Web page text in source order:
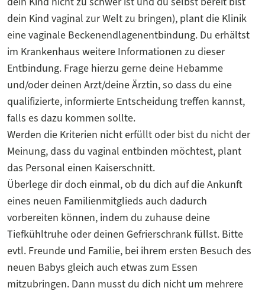
dein Kind vaginal zur Welt zu bringen), plant die Klinik
eine vaginale Beckenendlagenentbindung. Du erhältst
im Krankenhaus weitere Informationen zu dieser
Entbindung. Frage hierzu gerne deine Hebamme
und/oder deinen Arzt/deine Ärztin, so dass du eine
qualifizierte, informierte Entscheidung treffen kannst,
falls es dazu kommen sollte.
Werden die Kriterien nicht erfüllt oder bist du nicht der
Meinung, dass du vaginal entbinden möchtest, plant
das Personal einen Kaiserschnitt.
Überlege dir doch einmal, ob du dich auf die Ankunft
eines neuen Familienmitglieds auch dadurch
vorbereiten können, indem du zuhause deine
Tiefkühltruhe oder deinen Gefrierschrank füllst. Bitte
evtl. Freunde und Familie, bei ihrem ersten Besuch des
neuen Babys gleich auch etwas zum Essen
mitzubringen. Dann musst du dich nicht um mehrere